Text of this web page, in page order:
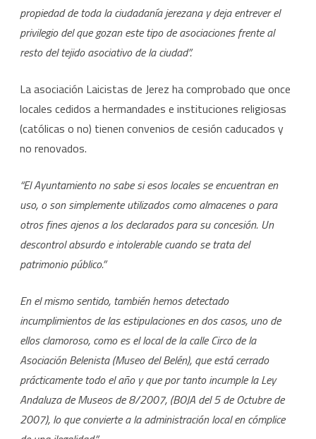
propiedad de toda la ciudadanía jerezana y deja entrever el
privilegio del que gozan este tipo de asociaciones frente al
resto del tejido asociativo de la ciudad”.
La asociación Laicistas de Jerez ha comprobado que once
locales cedidos a hermandades e instituciones religiosas
(católicas o no) tienen convenios de cesión caducados y
no renovados.
“El Ayuntamiento no sabe si esos locales se encuentran en
uso, o son simplemente utilizados como almacenes o para
otros fines ajenos a los declarados para su concesión. Un
descontrol absurdo e intolerable cuando se trata del
patrimonio público.”
En el mismo sentido, también hemos detectado
incumplimientos de las estipulaciones en dos casos, uno de
ellos clamoroso, como es el local de la calle Circo de la
Asociación Belenista (Museo del Belén), que está cerrado
prácticamente todo el año y que por tanto incumple la Ley
Andaluza de Museos de 8/2007, (BOJA del 5 de Octubre de
2007), lo que convierte a la administración local en cómplice